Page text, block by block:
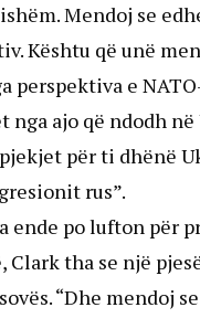
Mendoj se
Kështu që unë
perspektiva e
ajo që ndodh
për ti dhënë
rus”.
ende po lufton për
tha se një
“Dhe mendoj